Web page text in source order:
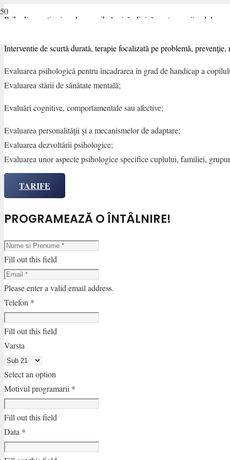
Psihodiagnostic şi evaluare psihologică clinică pentru copii,
Interventie de scurtă durată, terapie focalizată pe problemă,
Evaluarea psihologică pentru încadrarea în grad de handicap a
Evaluarea stării de sănătate mentală;
Evaluări cognitive, comportamentale sau afective;
Evaluarea personalităţii şi a mecanismelor de adaptare;
Evaluarea dezvoltării psihologice;
Evaluarea unor aspecte psihologice specifice cuplului, familiei,
TARIFE
PROGRAMEAZĂ O ÎNTÂLNIRE!
Fill out this field
Please enter a valid email address.
Telefon *
Fill out this field
Varsta
Select an option
Motivul programarii *
Fill out this field
Data *